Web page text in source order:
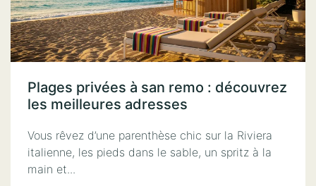
Plages privées à san remo : découvrez
les meilleures adresses
Vous rêvez d’une parenthèse chic sur la Riviera
italienne, les pieds dans le sable, un spritz à la
main et...